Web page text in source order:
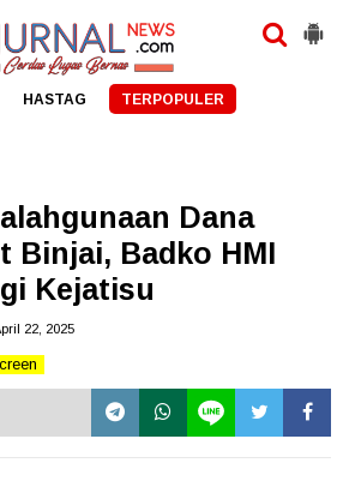
HASTAG TERPOPULER
Dana
Binjai, Badko HMI
Kejatisu
22, 2025